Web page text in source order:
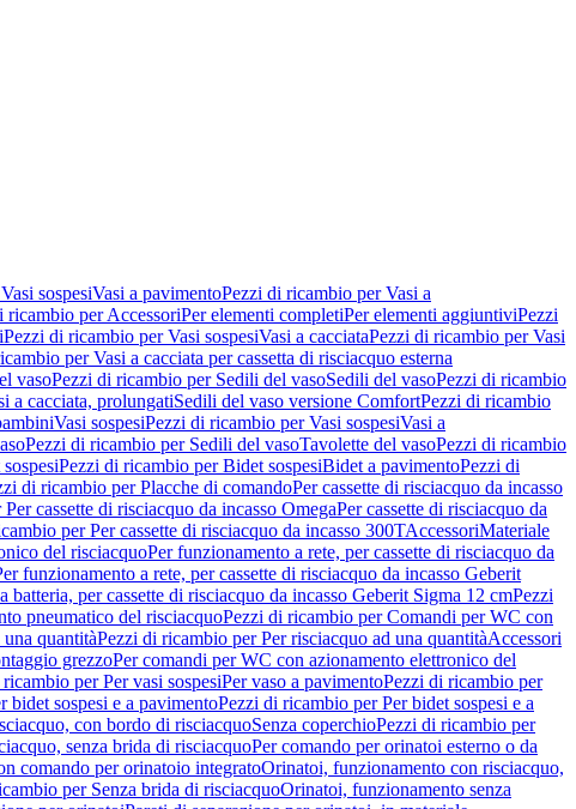
sospesiVasi a pavimentoPezzi di ricambio per Vasi a
ricambio per AccessoriPer elementi completiPer elementi aggiuntiviPezzi
Pezzi di ricambio per Vasi sospesiVasi a cacciataPezzi di ricambio per Vasi
per Vasi a cacciata per cassetta di risciacquo esterna
vasoPezzi di ricambio per Sedili del vasoSedili del vasoPezzi di ricambio
a cacciata, prolungatiSedili del vaso versione ComfortPezzi di ricambio
Vasi sospesiPezzi di ricambio per Vasi sospesiVasi a
Pezzi di ricambio per Sedili del vasoTavolette del vasoPezzi di ricambio
Pezzi di ricambio per Bidet sospesiBidet a pavimentoPezzi di
di ricambio per Placche di comandoPer cassette di risciacquo da incasso
cassette di risciacquo da incasso OmegaPer cassette di risciacquo da
per Per cassette di risciacquo da incasso 300TAccessoriMateriale
del risciacquoPer funzionamento a rete, per cassette di risciacquo da
funzionamento a rete, per cassette di risciacquo da incasso Geberit
batteria, per cassette di risciacquo da incasso Geberit Sigma 12 cmPezzi
pneumatico del risciacquoPezzi di ricambio per Comandi per WC con
quantitàPezzi di ricambio per Per risciacquo ad una quantitàAccessori
grezzoPer comandi per WC con azionamento elettronico del
per Per vasi sospesiPer vaso a pavimentoPezzi di ricambio per
bidet sospesi e a pavimentoPezzi di ricambio per Per bidet sospesi e a
con bordo di risciacquoSenza coperchioPezzi di ricambio per
senza brida di risciacquoPer comando per orinatoi esterno o da
comando per orinatoio integratoOrinatoi, funzionamento con risciacquo,
per Senza brida di risciacquoOrinatoi, funzionamento senza